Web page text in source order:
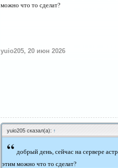
можно что то сделат?
yuio205, 20 июн 2026
yuio205 сказал(а): ↑
“ добрый день, сейчас на сервере
этим можно что то сделат?